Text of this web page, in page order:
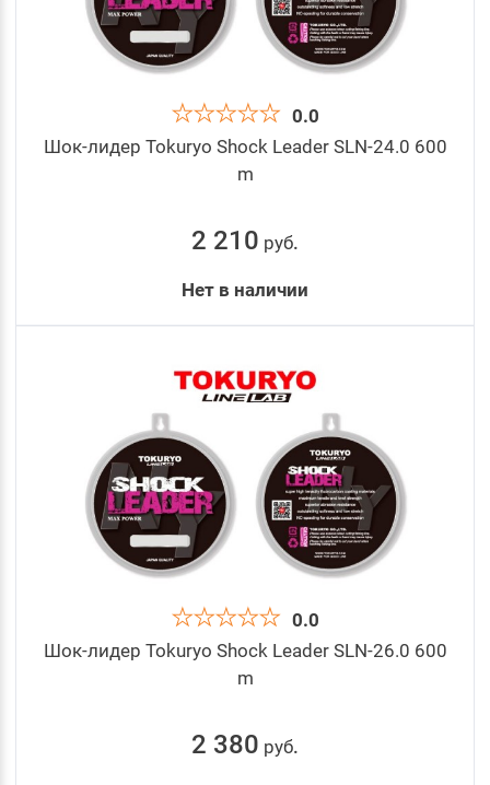
0.0
Шок-лидер Tokuryo Shock Leader SLN-24.0 600
m
2 210 руб.
Нет в наличии
0.0
Шок-лидер Tokuryo Shock Leader SLN-26.0 600
m
2 380 руб.